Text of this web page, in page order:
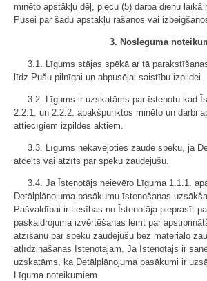
minēto apstākļu dēļ, piecu (5) darba dienu laikā
Pusei par šādu apstākļu rašanos vai
3. Noslēguma
3.1. Līgums stājas spēkā ar tā
līdz Pušu pilnīgai un abpusējai saistību izpildei.
3.2. Līgums ir uzskatāms par īstenotu kad
2.2.1. un 2.2.2. apakšpunktos minēto un darbi
attiecīgiem izpildes aktiem.
3.3. Līgums nekavējoties zaudē spēku, ja
atcelts vai atzīts par spēku zaudējušu.
3.4. Ja Īstenotājs neievēro Līguma 1.1.1.
Detālplānojuma pasākumu īstenošanas
Pašvaldībai ir tiesības no Īstenotāja pieprasīt
paskaidrojuma izvērtēšanas lemt par
atzīšanu par spēku zaudējušu bez materiālo
atlīdzināšanas Īstenotājam. Ja Īstenotājs ir
uzskatāms, ka Detālplānojuma pasākumi ir
Līguma noteikumiem.